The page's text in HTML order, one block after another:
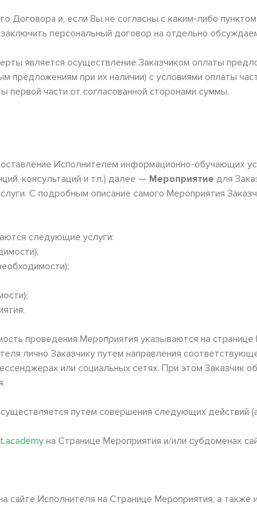
Договора и, если Вы не согласны с каким-либо
персональный договор на отдельно
является осуществление Заказчиком оплаты
предложениям при их наличии) с условиями оплаты
части от согласованной сторонами суммы.
Исполнителем информационно-обучающих
консультаций и т.п.) далее — Мероприятие для
С подробным описание самого Мероприятия
следующие услуги:
проведения Мероприятия указываются на
лично Заказчику путем направления
или социальных сетях. При этом Заказчик
путем совершения следующих действий
.academy на Странице Мероприятия и/или субдоменах
сайте Исполнителя на Странице Мероприятия, а